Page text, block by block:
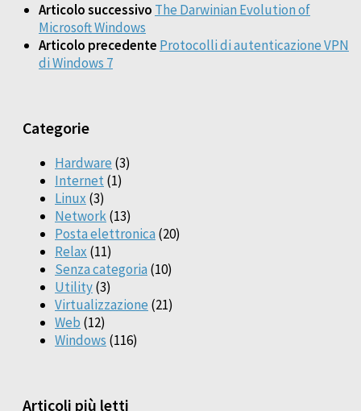
Articolo successivo The Darwinian Evolution of
Microsoft Windows
Articolo precedente Protocolli di autenticazione VPN
di Windows 7
Categorie
Hardware (3)
Internet (1)
Linux (3)
Network(13)
Posta elettronica (20)
Relax (11)
Senza categoria (10)
Utility(3)
Virtualizzazione (21)
Web (12)
Windows (116)
Articoli più letti